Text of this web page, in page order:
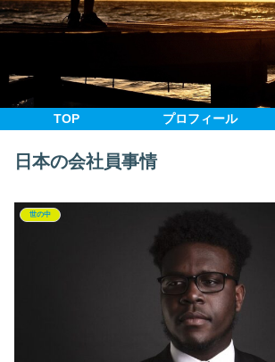
TOP プロフィール
日本の会社員事情
世の中